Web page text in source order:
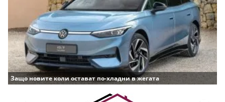
Защо новите коли остават по-хладни в жегата